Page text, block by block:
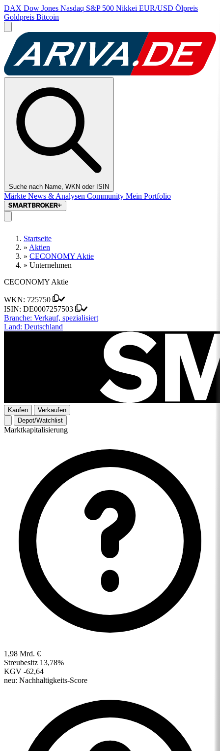
DAX Dow Jones Nasdaq S&P 500 Nikkei EUR/USD Ölpreis
Goldpreis Bitcoin
Suche nach Name, WKN oder ISIN
Märkte News & Analysen Community Mein Portfolio
Startseite
» Aktien
» CECONOMY Aktie
» Unternehmen
CECONOMY Aktie
WKN: 725750
ISIN: DE0007257503
Branche: Verkauf, spezialisiert
Land: Deutschland
Kaufen
Verkaufen
Depot/Watchlist
Marktkapitalisierung
1,98 Mrd. €
Streubesitz 13,78%
KGV -62,64
neu: Nachhaltigkeits-Score